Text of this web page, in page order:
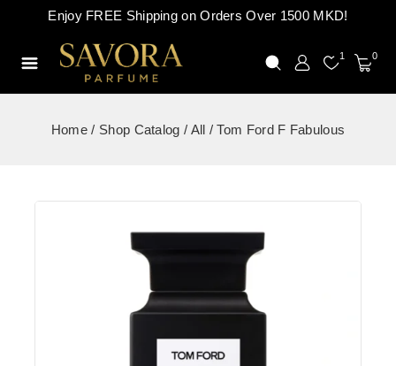
Enjoy FREE Shipping on Orders Over 1500 MKD!
1 0
Home / Shop Catalog / All / Tom Ford F Fabulous